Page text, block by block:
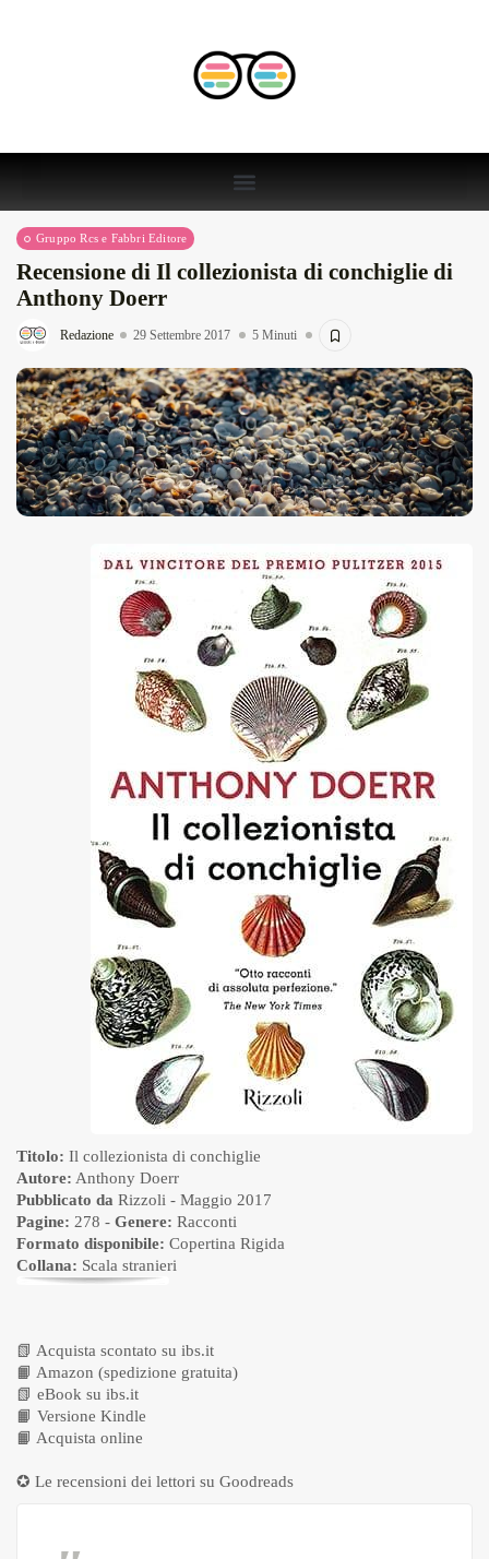
Gruppo Rcs e Fabbri Editore
Recensione di Il collezionista di conchiglie di
Anthony Doerr
Redazione 29 Settembre 2017 5 Minuti
Titolo: Il collezionista di conchiglie
Autore: Anthony Doerr
Pubblicato da Rizzoli - Maggio 2017
Pagine: 278 - Genere: Racconti
Formato disponibile: Copertina Rigida
Collana: Scala stranieri
📗 Acquista scontato su ibs.it
📙 Amazon (spedizione gratuita)
📗 eBook su ibs.it
📙 Versione Kindle
📙 Acquista online
✪ Le recensioni dei lettori su Goodreads